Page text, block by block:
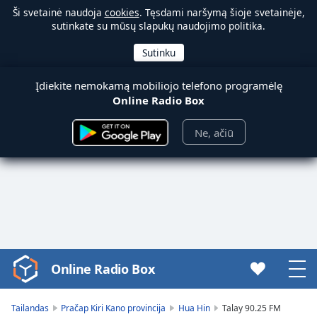
Ši svetainė naudoja cookies. Tęsdami naršymą šioje svetainėje,
sutinkate su mūsų slapukų naudojimo politika.
Įdiekite nemokamą mobiliojo telefono programėlę
Online Radio Box
Ne, ačiū
Video
Player
Online Radio Box
Tailandas Pračap Kiri Kano provincija Hua Hin Talay 90.25 FM